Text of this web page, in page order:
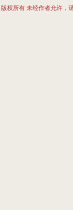
版权所有 未经作者允许，